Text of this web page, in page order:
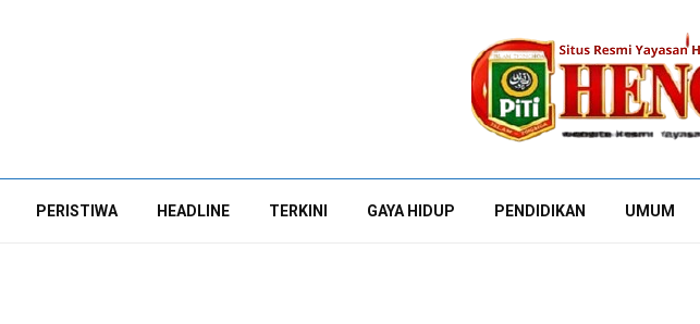
PERISTIWA HEADLINE TERKINI GAYA HIDUP PENDIDIKAN UMUM